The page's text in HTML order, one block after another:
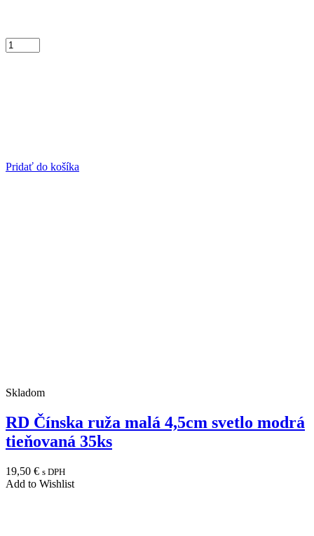
Pridať do košíka
Skladom
RD Čínska ruža malá 4,5cm svetlo modrá
tieňovaná 35ks
19,50 € s DPH
Add to Wishlist